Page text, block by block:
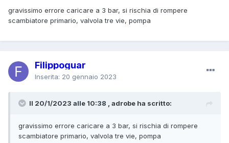
gravissimo errore caricare a 3 bar, si rischia di rompere
scambiatore primario, valvola tre vie, pompa
Filippoguar
Inserita: 20 gennaio 2023
Il 20/1/2023 alle 10:38 , adrobe ha scritto:
gravissimo errore caricare a 3 bar, si rischia di rompere
scambiatore primario, valvola tre vie, pompa